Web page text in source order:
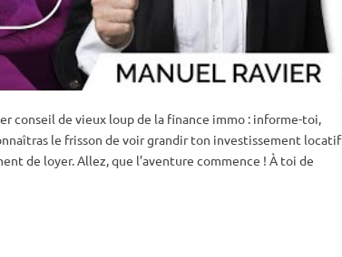
conseil de vieux loup de la finance immo : informe-toi,
le frisson de voir grandir ton investissement locatif
de loyer. Allez, que l’aventure commence ! À toi de